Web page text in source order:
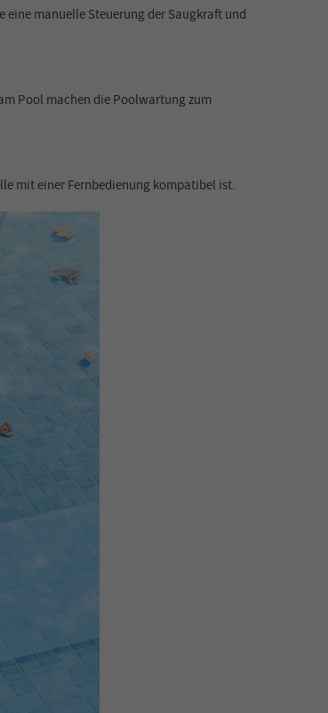
manuelle Steuerung der Saugkraft und
Pool machen die Poolwartung zum
mit einer Fernbedienung kompatibel ist.